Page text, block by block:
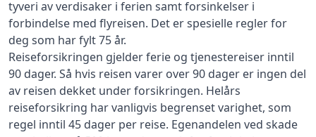
tyveri av verdisaker i ferien samt forsinkelser i
forbindelse med flyreisen. Det er spesielle regler for
deg som har fylt 75 år.
Reiseforsikringen gjelder ferie og tjenestereiser inntil
90 dager. Så hvis reisen varer over 90 dager er ingen del
av reisen dekket under forsikringen. Helårs
reiseforsikring har vanligvis begrenset varighet, som
regel inntil 45 dager per reise. Egenandelen ved skade